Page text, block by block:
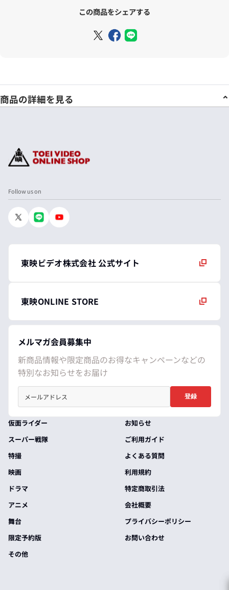
この商品をシェアする
商品の詳細を見る
Follow us on
東映ビデオ株式会社 公式サイト
東映ONLINE STORE
メルマガ会員募集中
新商品情報や限定商品のお得なキャンペーンなどの
特別なお知らせをお届け
登録
仮面ライダー
スーパー戦隊
特撮
映画
ドラマ
アニメ
舞台
限定予約版
その他
お知らせ
ご利用ガイド
よくある質問
利用規約
特定商取引法
会社概要
プライバシーポリシー
お問い合わせ